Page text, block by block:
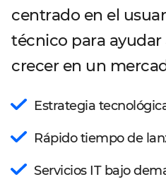
centrado en el
técnico para
crecer en un
Estrategia
Rápido tiempo de
Servicios IT bajo